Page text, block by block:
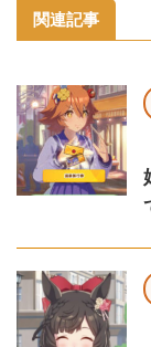
関連記事